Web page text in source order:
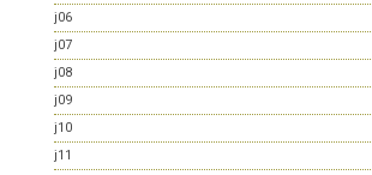
j06
j07
j08
j09
j10
j11